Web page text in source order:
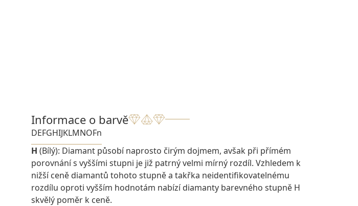
Informace o barvě
DEFGHIJKLMNOFn
H (Bílý): Diamant působí naprosto čirým dojmem, avšak při přímém
porovnání s vyššími stupni je již patrný velmi mírný rozdíl. Vzhledem k
nižší ceně diamantů tohoto stupně a takřka neidentifikovatelnému
rozdílu oproti vyšším hodnotám nabízí diamanty barevného stupně H
skvělý poměr k ceně.